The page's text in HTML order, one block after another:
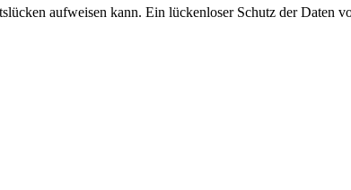
aufweisen kann. Ein lückenloser Schutz der Daten